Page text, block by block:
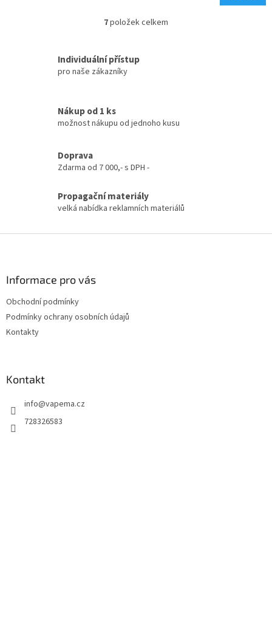
O
á
p
y
ý
p
i
u
7položek celkem
Individuální přístup
pro naše zákazníky
Nákup od 1 ks
možnost nákupu od jednoho kusu
Doprava
Zdarma od 7 000,- s DPH -
Propagační materiály
velká nabídka reklamních materiálů
Informace pro vás
Obchodní podmínky
Podmínky ochrany osobních údajů
Kontakty
Kontakt
info@vapema.cz
728326583